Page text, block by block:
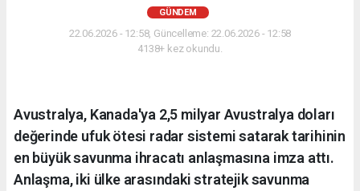
GÜNDEM
22.06.2026 - 12:58, Güncelleme: 22.06.2026 - 12:58
4138+ kez okundu.
Avustralya, Kanada'ya 2,5 milyar Avustralya doları
değerinde ufuk ötesi radar sistemi satarak tarihinin
en büyük savunma ihracatı anlaşmasına imza attı.
Anlaşma, iki ülke arasındaki stratejik savunma